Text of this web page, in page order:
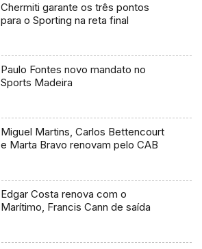
Chermiti garante os três pontos
para o Sporting na reta final
Paulo Fontes novo mandato no
Sports Madeira
Miguel Martins, Carlos Bettencourt
e Marta Bravo renovam pelo CAB
Edgar Costa renova com o
Marítimo, Francis Cann de saída